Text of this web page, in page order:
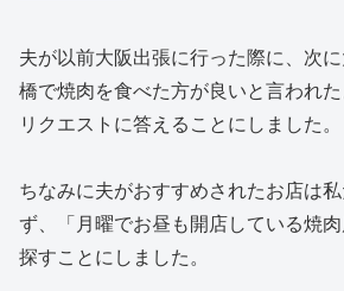
夫が以前大阪出張に行った際に、次
橋で焼肉を食べた方が良いと言われ
リクエストに答えることにしました。
ちなみに夫がおすすめされたお店は
ず、「月曜でお昼も開店している焼
探すことにしました。